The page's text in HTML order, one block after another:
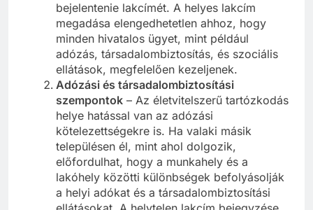
bejelentenie lakcímét. A helyes lakcím
megadása elengedhetetlen ahhoz, hogy
minden hivatalos ügyet, mint például
adózás, társadalombiztosítás, és szociális
ellátások, megfelelően kezeljenek.
Adózási és társadalombiztosítási
szempontok – Az életvitelszerű tartózkodás
helye hatással van az adózási
kötelezettségekre is. Ha valaki másik
településen él, mint ahol dolgozik,
előfordulhat, hogy a munkahely és a
lakóhely közötti különbségek befolyásolják
a helyi adókat és a társadalombiztosítási